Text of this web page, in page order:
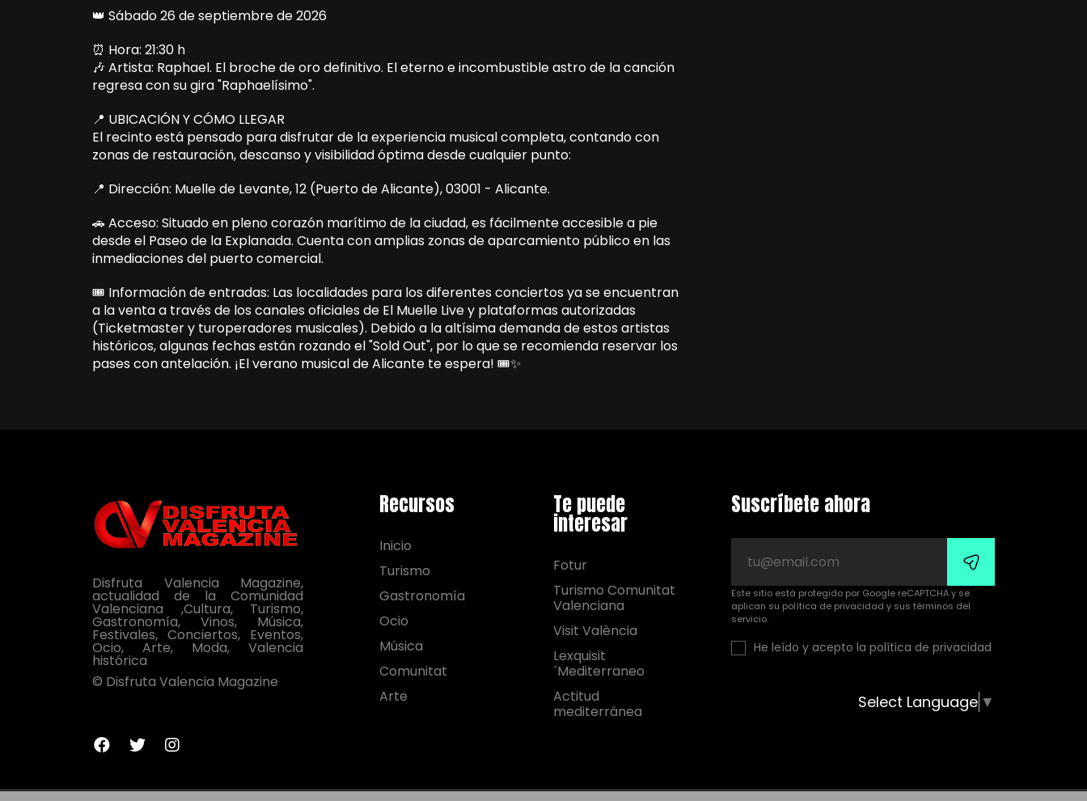
👑 Sábado 26 de septiembre de 2026
⏰ Hora: 21:30 h
🎶 Artista: Raphael. El broche de oro definitivo. El eterno e incombustible astro de la canción
regresa con su gira "Raphaelísimo".
📍 UBICACIÓN Y CÓMO LLEGAR
El recinto está pensado para disfrutar de la experiencia musical completa, contando con
zonas de restauración, descanso y visibilidad óptima desde cualquier punto:
📍 Dirección: Muelle de Levante, 12 (Puerto de Alicante), 03001 - Alicante.
🚗 Acceso: Situado en pleno corazón marítimo de la ciudad, es fácilmente accesible a pie
desde el Paseo de la Explanada. Cuenta con amplias zonas de aparcamiento público en las
inmediaciones del puerto comercial.
🎟️ Información de entradas: Las localidades para los diferentes conciertos ya se encuentran
a la venta a través de los canales oficiales de El Muelle Live y plataformas autorizadas
(Ticketmaster y turoperadores musicales). Debido a la altísima demanda de estos artistas
históricos, algunas fechas están rozando el "Sold Out", por lo que se recomienda reservar los
pases con antelación. ¡El verano musical de Alicante te espera! 🎟️✨
Disfruta Valencia Magazine,
actualidad de la Comunidad
Valenciana ,Cultura, Turismo,
Gastronomía, Vinos, Música,
Festivales, Conciertos, Eventos,
Ocio, Arte, Moda, Valencia
histórica
© Disfruta Valencia Magazine
Recursos
Inicio
Turismo
Gastronomía
Ocio
Música
Comunitat
Arte
Te puede
interesar
Fotur
Turismo Comunitat
Valenciana
Visit València
Lexquisit
´Mediterraneo
Actitud
mediterránea
Suscríbete ahora
Este sitio está protegido por Google reCAPTCHA y se
aplican su política de privacidad y sus términos del
servicio.
He leído y acepto la política de privacidad
Select Language ▼